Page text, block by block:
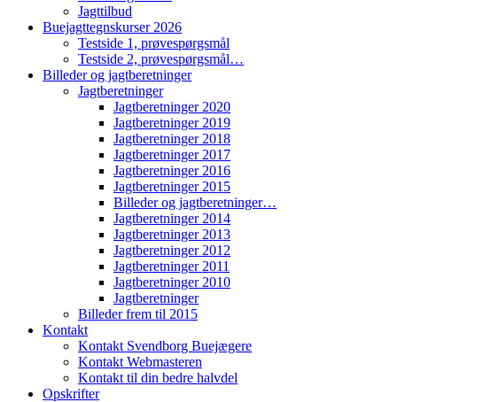
Jagttilbud
Buejagttegnskurser 2026
Testside 1, prøvespørgsmål
Testside 2, prøvespørgsmål…
Billeder og jagtberetninger
Jagtberetninger
Jagtberetninger 2020
Jagtberetninger 2019
Jagtberetninger 2018
Jagtberetninger 2017
Jagtberetninger 2016
Jagtberetninger 2015
Billeder og jagtberetninger…
Jagtberetninger 2014
Jagtberetninger 2013
Jagtberetninger 2012
Jagtberetninger 2011
Jagtberetninger 2010
Jagtberetninger
Billeder frem til 2015
Kontakt
Kontakt Svendborg Buejægere
Kontakt Webmasteren
Kontakt til din bedre halvdel
Opskrifter